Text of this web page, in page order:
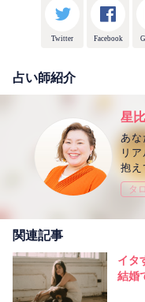
Twitter Facebook
占い師紹介
星
あ
リ
抱え
タ
関連記事
イタ
結婚